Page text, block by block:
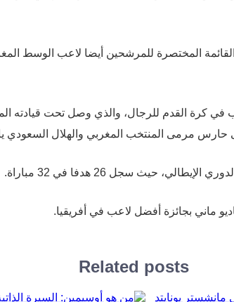
المختصرة للمرشحين أيضا لاعب الوسط
كرة القدم للرجال، والذي وصل تحت قيادته
ماني بجائزة أفضل لاعب في أفريقيا.
Related posts